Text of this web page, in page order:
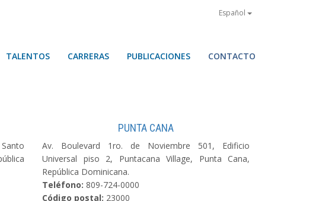
Español
TALENTOS CARRERAS PUBLICACIONES CONTACTO
PUNTA CANA
Av. Boulevard 1ro. de Noviembre 501, Edificio
Universal piso 2, Puntacana Village, Punta Cana,
República Dominicana.
Teléfono: 809-724-0000
Código postal: 23000